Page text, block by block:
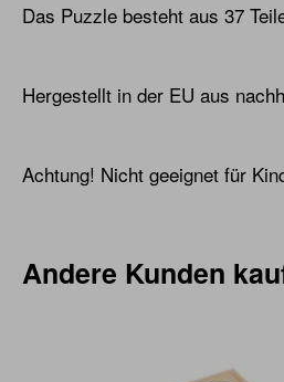
Das Puzzle besteht aus 37
Hergestellt in der EU aus
Achtung! Nicht geeignet für
Andere Kunden